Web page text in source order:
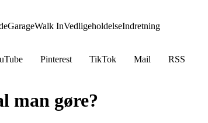
GarageWalk InVedligeholdelseIndretning
Pinterest TikTok Mail
RSS
man gøre?